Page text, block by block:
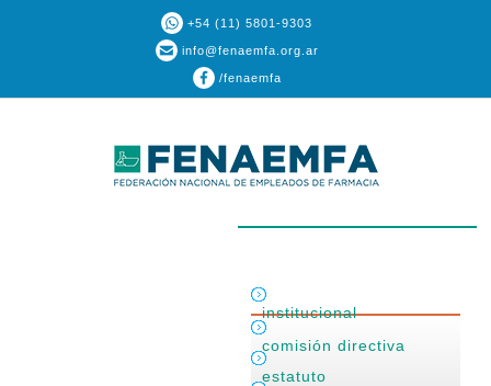
+54 (11) 5801-9303
info@fenaemfa.org.ar
/fenaemfa
institucional
comisión directiva
estatuto